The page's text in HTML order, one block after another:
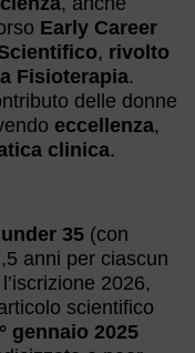
Early Career
, rivolto
Fisioterapia.
delle donne
eccellenza,
clinica.
under 35 (con
anni per ciascun
2026,
scientifico
gennaio 2025